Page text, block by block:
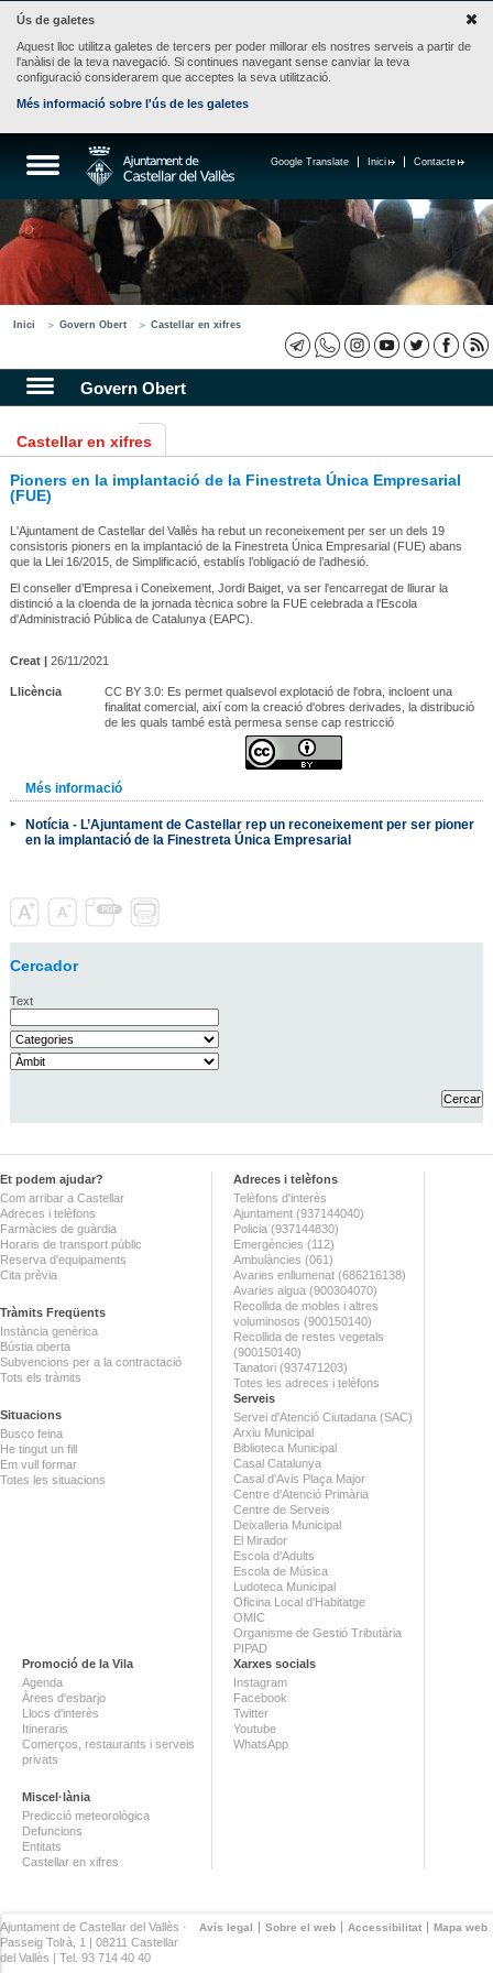
Ús de galetes
Aquest lloc utilitza galetes de tercers per poder millorar els nostres serveis a partir de
l'anàlisi de la teva navegació. Si continues navegant sense canviar la teva
configuració considerarem que acceptes la seva utilització.
Més informació sobre l'ús de les galetes
Contacte
Inici
Google Translate
Inici Govern Obert Castellar en xifres
Govern Obert
Castellar en xifres
Pioners en la implantació de la Finestreta Única Empresarial
(FUE)
L'Ajuntament de Castellar del Vallès ha rebut un reconeixement per ser un dels 19
consistoris pioners en la implantació de la Finestreta Única Empresarial (FUE) abans
que la Llei 16/2015, de Simplificació, establís l’obligació de l’adhesió.
El conseller d’Empresa i Coneixement, Jordi Baiget, va ser l'encarregat de lliurar la
distinció a la cloenda de la jornada tècnica sobre la FUE celebrada a l'Escola
d'Administració Pública de Catalunya (EAPC).
Creat |26/11/2021
Llicència
CC BY 3.0: Es permet qualsevol explotació de l'obra, incloent una
finalitat comercial, així com la creació d'obres derivades, la distribució
de les quals també està permesa sense cap restricció
Més informació
Notícia - L’Ajuntament de Castellar rep un reconeixement per ser pioner
en la implantació de la Finestreta Única Empresarial
Cercador
Text
Et podem ajudar?
Com arribar a Castellar
Adreces i telèfons
Farmàcies de guàrdia
Horaris de transport públic
Reserva d'equipaments
Cita prèvia
Tràmits Freqüents
Instància genèrica
Bústia oberta
Subvencions per a la contractació
Tots els tràmits
Situacions
Busco feina
He tingut un fill
Em vull formar
Totes les situacions
Adreces i telèfons
Telèfons d'interès
Ajuntament (937144040)
Policia (937144830)
Emergències (112)
Ambulàncies (061)
Avaries enllumenat (686216138)
Avaries aigua (900304070)
Recollida de mobles i altres
voluminosos (900150140)
Recollida de restes vegetals
(900150140)
Tanatori (937471203)
Totes les adreces i telèfons
Serveis
Servei d'Atenció Ciutadana (SAC)
Arxiu Municipal
Biblioteca Municipal
Casal Catalunya
Casal d'Avis Plaça Major
Centre d'Atenció Primària
Centre de Serveis
Deixalleria Municipal
El Mirador
Escola d'Adults
Escola de Música
Ludoteca Municipal
Oficina Local d'Habitatge
OMIC
Organisme de Gestió Tributària
PIPAD
Promoció de la Vila
Agenda
Àrees d'esbarjo
Llocs d'interès
Itineraris
Comerços, restaurants i serveis
privats
Miscel·lània
Predicció meteorològica
Defuncions
Entitats
Castellar en xifres
Xarxes socials
Instagram
Facebook
Twitter
Youtube
WhatsApp
Avís legal Sobre el web Accessibilitat Mapa web
Ajuntament de Castellar del Vallès ·
Passeig Tolrà, 1 | 08211 Castellar
del Vallès | Tel. 93 714 40 40